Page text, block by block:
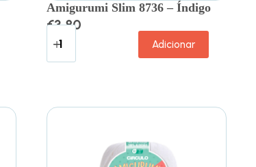
Amigurumi Slim 8736 – Índigo
€3.80
Adicionar